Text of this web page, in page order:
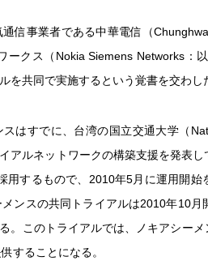
信事業者である中華電信（
ークス（Nokia Siemens Networks：
を共同で実施するという覚書を交わし
スはすでに、台湾の国立交通大学（
アルネットワークの構築支援を発表
用するもので、2010年5月に運用開
ンスの共同トライアルは2010年10
。このトライアルでは、ノキアシー
することになる。